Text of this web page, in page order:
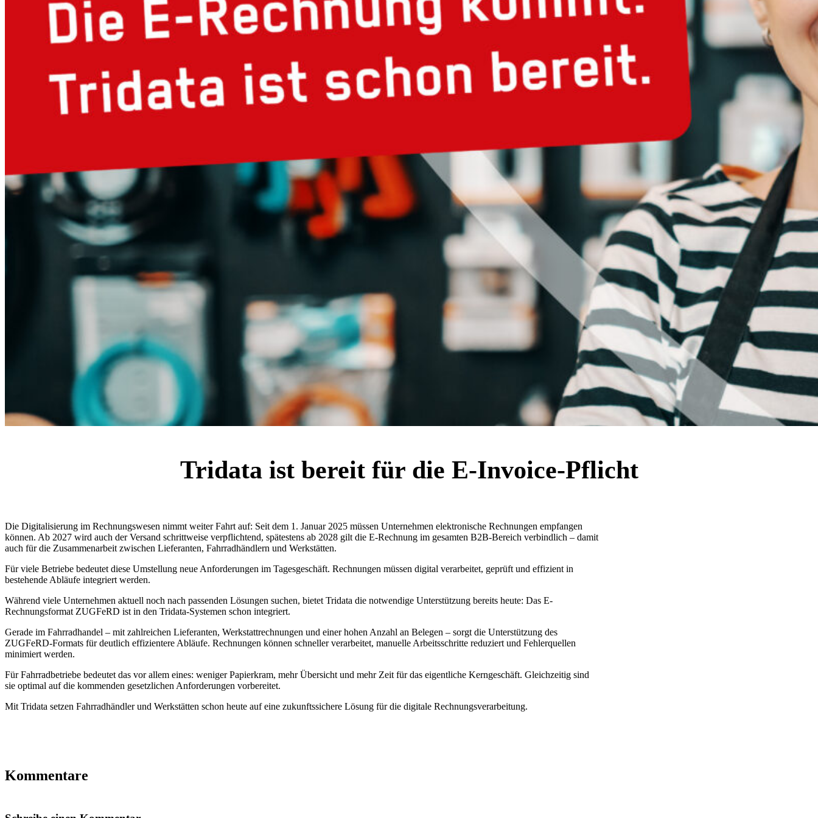
Tridata ist bereit für die E-Invoice-Pflicht
Die Digitalisierung im Rechnungswesen nimmt weiter Fahrt auf: Seit dem 1. Januar 2025 müssen Unternehmen elektronische Rechnungen empfangen
können. Ab 2027 wird auch der Versand schrittweise verpflichtend, spätestens ab 2028 gilt die E-Rechnung im gesamten B2B-Bereich verbindlich – damit
auch für die Zusammenarbeit zwischen Lieferanten, Fahrradhändlern und Werkstätten.
Für viele Betriebe bedeutet diese Umstellung neue Anforderungen im Tagesgeschäft. Rechnungen müssen digital verarbeitet, geprüft und effizient in
bestehende Abläufe integriert werden.
Während viele Unternehmen aktuell noch nach passenden Lösungen suchen, bietet Tridata die notwendige Unterstützung bereits heute: Das E-
Rechnungsformat ZUGFeRD ist in den Tridata-Systemen schon integriert.
Gerade im Fahrradhandel – mit zahlreichen Lieferanten, Werkstattrechnungen und einer hohen Anzahl an Belegen – sorgt die Unterstützung des
ZUGFeRD-Formats für deutlich effizientere Abläufe. Rechnungen können schneller verarbeitet, manuelle Arbeitsschritte reduziert und Fehlerquellen
minimiert werden.
Für Fahrradbetriebe bedeutet das vor allem eines: weniger Papierkram, mehr Übersicht und mehr Zeit für das eigentliche Kerngeschäft. Gleichzeitig sind
sie optimal auf die kommenden gesetzlichen Anforderungen vorbereitet.
Mit Tridata setzen Fahrradhändler und Werkstätten schon heute auf eine zukunftssichere Lösung für die digitale Rechnungsverarbeitung.
Kommentare